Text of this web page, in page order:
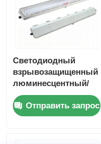
Светодиодный
взрывозащищенный
люминесцентный/
светодиодный
линейный
светильник
Отправить запрос